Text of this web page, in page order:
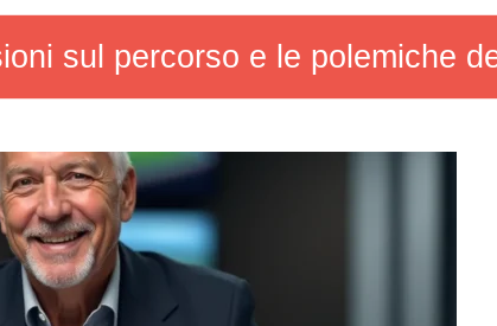
sul percorso e le polemiche